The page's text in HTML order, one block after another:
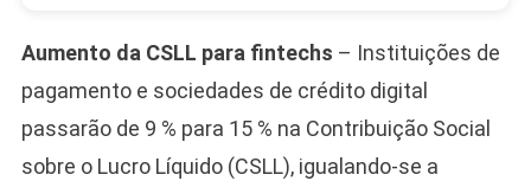
Aumento da CSLL para fintechs – Instituições de
pagamento e sociedades de crédito digital
passarão de 9 % para 15 % na Contribuição Social
sobre o Lucro Líquido (CSLL), igualando-se a